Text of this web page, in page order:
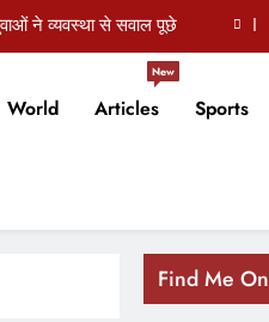
आने पर कार्रवाई के निर्देश
Crore Market by 2026
आने पर कार्रवाई के निर्देश
Crore Market by 2026
World Articles
New
Sports
Find Me On